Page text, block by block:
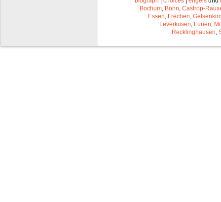
Bochum, Bonn, Castrop-
Essen, Frechen,
Leverkusen, Lünen,
Recklinghausen,